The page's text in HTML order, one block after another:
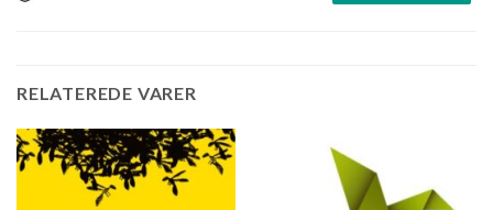
RELATEREDE VARER